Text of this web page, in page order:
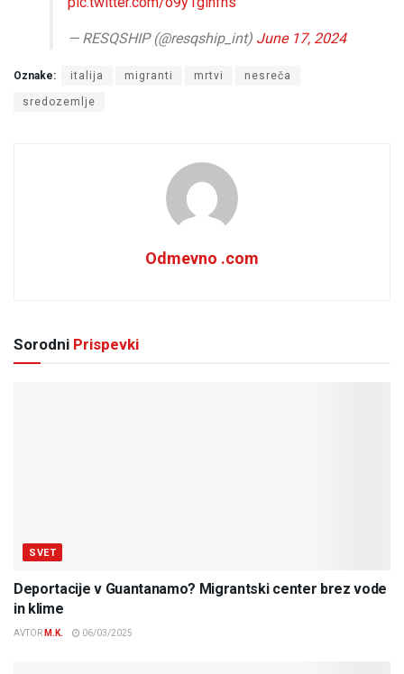
— RESQSHIP (@resqship_int) June 17, 2024
Oznake: italija migranti mrtvi nesreča
sredozemlje
Odmevno .com
Sorodni Prispevki
SVET
Deportacije v Guantanamo? Migrantski center brez vode
in klime
AVTOR M.K. 06/03/2025